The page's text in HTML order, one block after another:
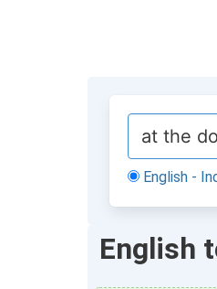
English -
English